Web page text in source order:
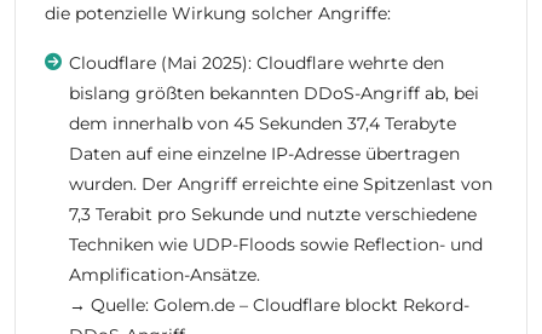
die potenzielle Wirkung solcher Angriffe:
Cloudflare (Mai 2025): Cloudflare wehrte den
bislang größten bekannten DDoS-Angriff ab, bei
dem innerhalb von 45 Sekunden 37,4 Terabyte
Daten auf eine einzelne IP-Adresse übertragen
wurden. Der Angriff erreichte eine Spitzenlast von
7,3 Terabit pro Sekunde und nutzte verschiedene
Techniken wie UDP-Floods sowie Reflection- und
Amplification-Ansätze.
→ Quelle: Golem.de – Cloudflare blockt Rekord-